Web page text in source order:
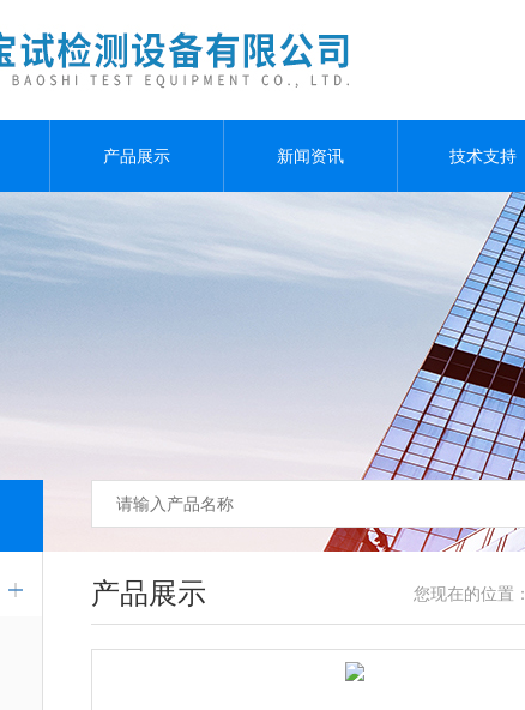
产品展示 新闻资讯 技术支持
产品展示 您现在的位置：